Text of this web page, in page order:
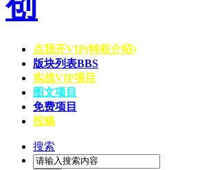
点我开VIP(特权介绍)
版块列表BBS
实战VIP项目
图文项目
免费项目
投稿
搜索